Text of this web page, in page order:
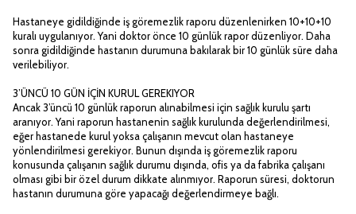
Hastaneye gidildiğinde iş göremezlik raporu düzenlenirken 10+10+10
kuralı uygulanıyor. Yani doktor önce 10 günlük rapor düzenliyor. Daha
sonra gidildiğinde hastanın durumuna bakılarak bir 10 günlük süre daha
verilebiliyor.
3’ÜNCÜ 10 GÜN İÇİN KURUL GEREKIYOR
Ancak 3’üncü 10 günlük raporun alınabilmesi için sağlık kurulu şartı
aranıyor. Yani raporun hastanenin sağlık kurulunda değerlendirilmesi,
eğer hastanede kurul yoksa çalışanın mevcut olan hastaneye
yönlendirilmesi gerekiyor. Bunun dışında iş göremezlik raporu
konusunda çalışanın sağlık durumu dışında, ofis ya da fabrika çalışanı
olması gibi bir özel durum dikkate alınmıyor. Raporun süresi, doktorun
hastanın durumuna göre yapacağı değerlendirmeye bağlı.